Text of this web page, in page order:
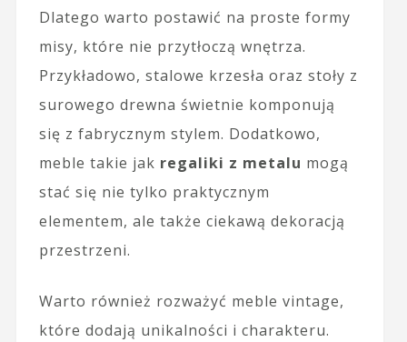
Dlatego warto postawić na proste formy
misy, które nie przytłoczą wnętrza.
Przykładowo, stalowe krzesła oraz stoły z
surowego drewna świetnie komponują
się z fabrycznym stylem. Dodatkowo,
meble takie jak regaliki z metalu mogą
stać się nie tylko praktycznym
elementem, ale także ciekawą dekoracją
przestrzeni.
Warto również rozważyć meble vintage,
które dodają unikalności i charakteru.